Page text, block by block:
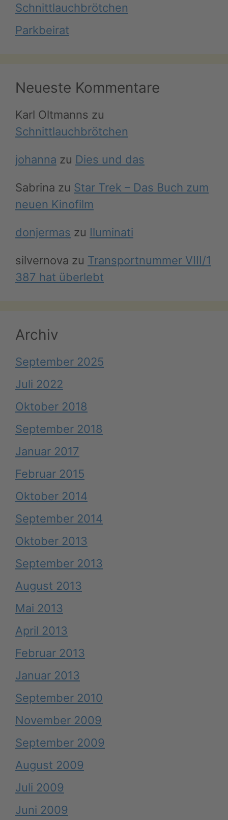
Schnittlauchbrötchen
Parkbeirat
Neueste Kommentare
Karl Oltmanns zu
Schnittlauchbrötchen
johanna zu Dies und das
Sabrina zu Star Trek – Das Buch zum
neuen Kinofilm
donjermas zu Iluminati
silvernova zu Transportnummer VIII/1
387 hat überlebt
Archiv
September 2025
Juli 2022
Oktober 2018
September 2018
Januar 2017
Februar 2015
Oktober 2014
September 2014
Oktober 2013
September 2013
August 2013
Mai 2013
April 2013
Februar 2013
Januar 2013
September 2010
November 2009
September 2009
August 2009
Juli 2009
Juni 2009